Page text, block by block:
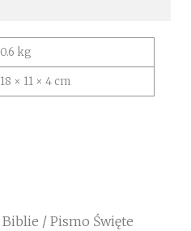
0.6 kg
18 × 11 × 4 cm
Biblie / Pismo Święte